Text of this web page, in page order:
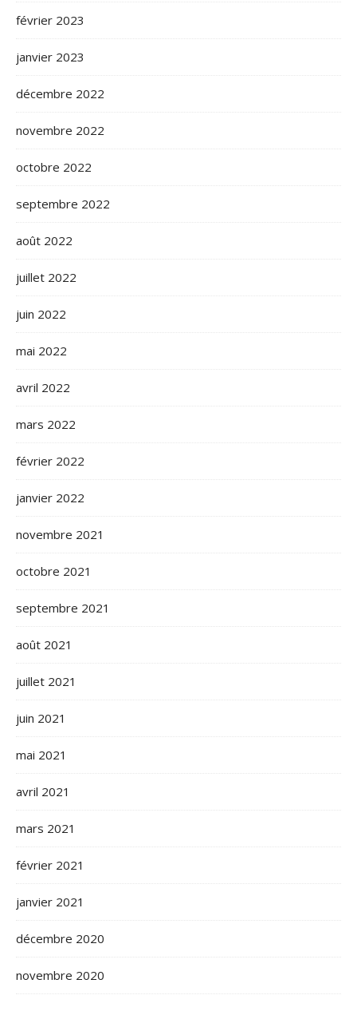
février 2023
janvier 2023
décembre 2022
novembre 2022
octobre 2022
septembre 2022
août 2022
juillet 2022
juin 2022
mai 2022
avril 2022
mars 2022
février 2022
janvier 2022
novembre 2021
octobre 2021
septembre 2021
août 2021
juillet 2021
juin 2021
mai 2021
avril 2021
mars 2021
février 2021
janvier 2021
décembre 2020
novembre 2020